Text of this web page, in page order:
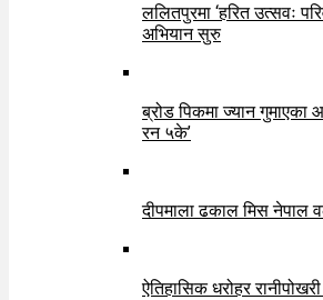
ललितपुरमा ‘हरित उत्सवः
अभियान सुरु
ब्रोड पिकमा ज्यान गुमाएका
रन ५के’
दीपमाला ढकाल मिस नेपाल
ऐतिहासिक धरोहर